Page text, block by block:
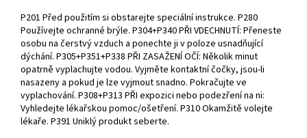
P201 Před použitím si obstarejte speciální instrukce. P280
Používejte ochranné brýle. P304+P340 PŘI VDECHNUTÍ: Přeneste
osobu na čerstvý vzduch a ponechte ji v poloze usnadňující
dýchání. P305+P351+P338 PŘI ZASAŽENÍ OČÍ: Několik minut
opatrně vyplachujte vodou. Vyjměte kontaktní čočky, jsou-li
nasazeny a pokud je lze vyjmout snadno. Pokračujte ve
vyplachování. P308+P313 PŘI expozici nebo podezření na ni:
Vyhledejte lékařskou pomoc/ošetření. P310 Okamžitě volejte
lékaře. P391 Uniklý produkt seberte.